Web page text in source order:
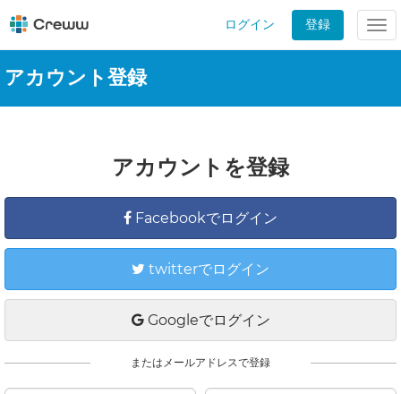
ログイン 登録
アカウント登録
アカウントを登録
Facebookでログイン
twitterでログイン
Googleでログイン
またはメールアドレスで登録